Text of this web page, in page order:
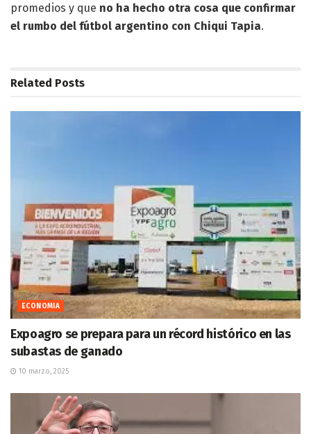
promedios y que no ha hecho otra cosa que confirmar
el rumbo del fútbol argentino con Chiqui Tapia.
Related Posts
ECONOMIA
Expoagro se prepara para un récord histórico en las
subastas de ganado
10 marzo, 2025